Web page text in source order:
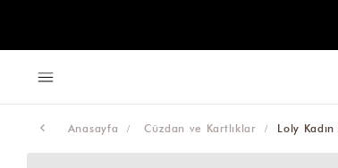
Anasayfa Cüzdan ve Kartlıklar Loly